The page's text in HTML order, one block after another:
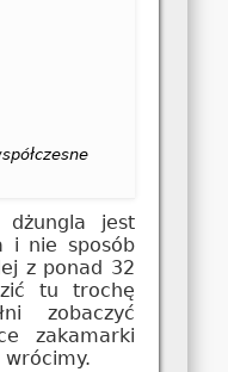
dżungla jest
i nie sposób
z ponad 32
tu trochę
zobaczyć
zakamarki
wrócimy.